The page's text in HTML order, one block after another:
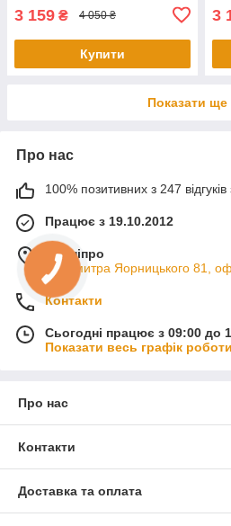
3 159 ₴ 4 050 ₴
Купити
3
Показати ще
Про нас
100% позитивних з 247 відгуків
Працює з 19.10.2012
м. Дніпро
пр. Дмитра Яорницького 81,
Контакти
Сьогодні працює з 09:00 до
Показати весь графік роботи
Про нас
Контакти
Доставка та оплата